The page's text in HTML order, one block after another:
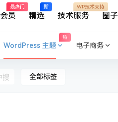
会员
最热门
精选
新
技术服务
WP技术支持
圈子
WordPress 主题
热
电子商务
全部标签